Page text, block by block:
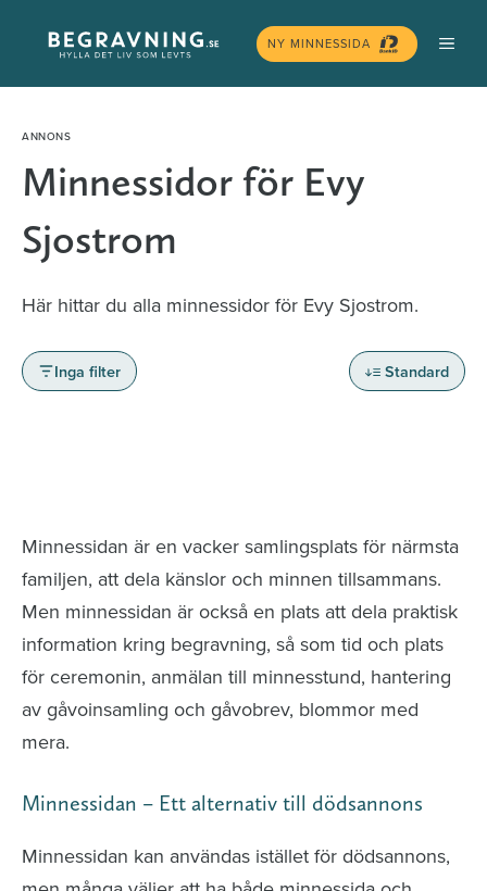
innehåll
NY MINNESSIDA
Minnessidor för Evy
Sjostrom
Här hittar du alla minnessidor för Evy Sjostrom.
Inga filter Standard
Minnessidan är en vacker samlingsplats för närmsta
familjen, att dela känslor och minnen tillsammans.
Men minnessidan är också en plats att dela praktisk
information kring begravning, så som tid och plats
för ceremonin, anmälan till minnesstund, hantering
av gåvoinsamling och gåvobrev, blommor med
mera.
Minnessidan – Ett alternativ till dödsannons
Minnessidan kan användas istället för dödsannons,